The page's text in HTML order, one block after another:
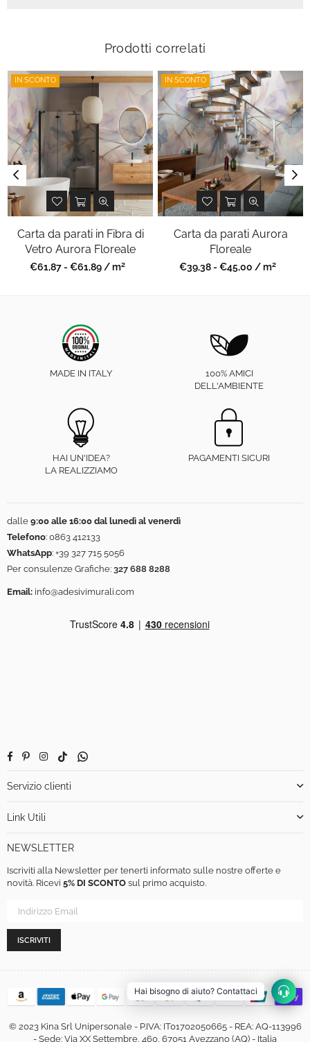
Prodotti correlati
IN SCONTO
Carta da parati in Fibra di
Vetro Aurora Floreale
Prezzo
€61,87 - €61,89 / m2
IN SCONTO
Carta da parati Aurora
Floreale
Prezzo
€39,38 - €45,00 / m2
MADE IN ITALY
100% AMICI
DELL'AMBIENTE
HAI UN'IDEA?
LA REALIZZIAMO
PAGAMENTI SICURI
dalle 9:00 alle 16:00 dal lunedì al venerdì
Telefono: 0863 412133
WhatsApp: +39 327 715 5056
Per consulenze Grafiche: 327 688 8288
Email: info@adesivimurali.com
FacebookPinterestInstagram
TikTokWhatsapp
Servizio clienti
Link Utili
NEWSLETTER
Iscriviti alla Newsletter per tenerti informato sulle nostre offerte e
novità. Ricevi 5% DI SCONTO sul primo acquisto.
ISCRIVITI
© 2023 Kina Srl Unipersonale - P.IVA: IT01702050665 - REA: AQ-113996
- Sede: Via XX Settembre, 460, 67051 Avezzano (AQ) - Italia
Hai bisogno di aiuto? Contattaci